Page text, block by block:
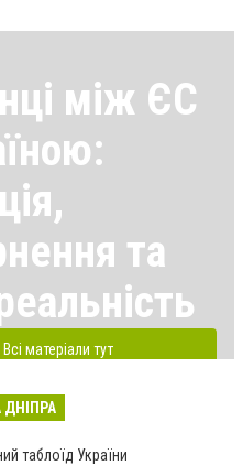
між ЄС
та
Всі матеріали тут
таблоїд України